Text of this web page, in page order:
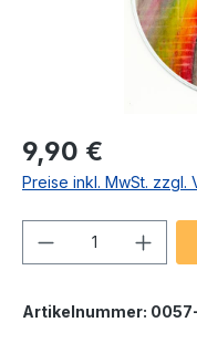
Regulärer Preis:
9,90 €
Preise inkl. MwSt. zzgl.
Produkt
Artikelnummer: